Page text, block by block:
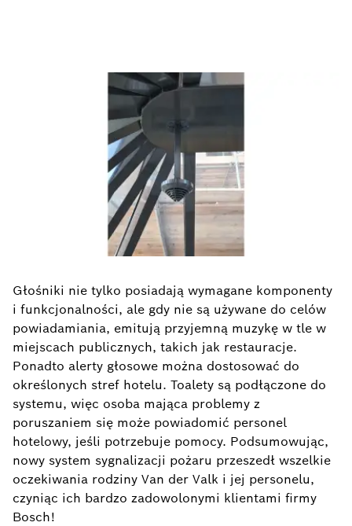
Głośniki nie tylko posiadają wymagane komponenty
i funkcjonalności, ale gdy nie są używane do celów
powiadamiania, emitują przyjemną muzykę w tle w
miejscach publicznych, takich jak restauracje.
Ponadto alerty głosowe można dostosować do
określonych stref hotelu. Toalety są podłączone do
systemu, więc osoba mająca problemy z
poruszaniem się może powiadomić personel
hotelowy, jeśli potrzebuje pomocy. Podsumowując,
nowy system sygnalizacji pożaru przeszedł wszelkie
oczekiwania rodziny Van der Valk i jej personelu,
czyniąc ich bardzo zadowolonymi klientami firmy
Bosch!